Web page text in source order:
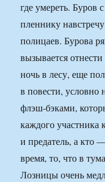
где умереть. Буров
пленнику
полицаев. Бурова
вызывается
ночь в лесу, еще
в повести, условно
флэш-бэками,
каждого участника
и предатель, а кто
время, то, что в
Лозницы очень